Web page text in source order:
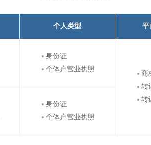
个人类型 平
身份证
个体户营业执照
商
转
转
身份证
个体户营业执照